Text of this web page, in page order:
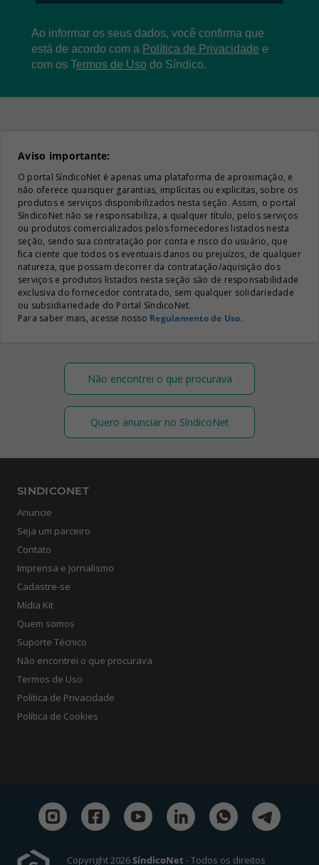
Ao informar os seus dados, você confirma que
está de acordo com a Política de Privacidade e
com os Termos de Uso do Síndico.
Aviso importante:
O portal SíndicoNet é apenas uma plataforma de aproximação, e
não oferece quaisquer garantias, implícitas ou explicitas, sobre os
produtos e serviços disponibilizados nesta seção. Assim, o portal
SíndicoNet não se responsabiliza, a qualquer título, pelos serviços
ou produtos comercializados pelos fornecedores listados nesta
seção, sendo sua contratação por conta e risco do usuário, que
fica ciente que todos os eventuais danos ou prejuízos, de qualquer
natureza, que possam decorrer da contratação/aquisição dos
serviços e produtos listados nesta seção são de responsabilidade
exclusiva do fornecedor contratado, sem qualquer solidariedade
ou subsidiariedade do Portal SíndicoNet.
Para saber mais, acesse nosso Regulamento de Uso.
Não encontrei o que procurava
Quero anunciar no SíndicoNet
SINDICONET
Anuncie
Seja um parceiro
Contato
Imprensa e Jornalismo
Cadastre-se
Mídia Kit
Quem somos
Suporte Técnico
Não encontrei o que procurava
Termos de Uso
Política de Privacidade
Política de Cookies
Copyright 2026SíndicoNet - Todos os direitos